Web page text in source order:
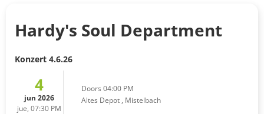
Hardy's Soul Department
Konzert 4.6.26
4
jun 2026
jue, 07:30 PM
Doors 04:00 PM
Altes Depot , Mistelbach